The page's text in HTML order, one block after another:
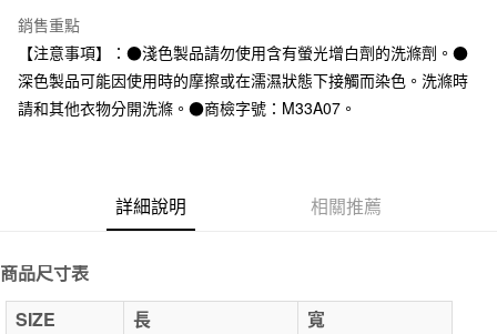
玉山商業銀行
台新國際商業銀行
中國信託商業銀行
台灣樂天信用卡公司
悠遊付
運送方式
全家取貨付款
每筆NT$65，滿NT$1,000(含以上)免運費
每筆NT$65，滿NT$1,000(含以上)免運費
付款後7-11取貨
銷售重點
【注意事項】：●淺色製品請勿使用含有螢光增白劑的洗滌劑。●
深色製品可能因使用時的摩擦或在濡濕狀態下接觸而染色。洗滌時
請和其他衣物分開洗滌。●商檢字號：M33A07。
詳細說明 相關推薦
商品尺寸表
SIZE 長
寬